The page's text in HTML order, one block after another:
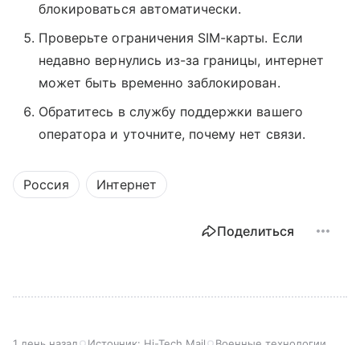
блокироваться автоматически.
Проверьте ограничения SIM-карты. Если
недавно вернулись из-за границы, интернет
может быть временно заблокирован.
Обратитесь в службу поддержки вашего
оператора и уточните, почему нет связи.
Россия Интернет
Поделиться